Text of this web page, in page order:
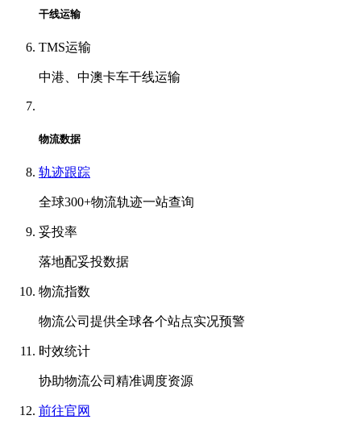
干线运输
TMS运输
中港、中澳卡车干线运输
物流数据
轨迹跟踪
全球300+物流轨迹一站查询
妥投率
落地配妥投数据
物流指数
物流公司提供全球各个站点实况预警
时效统计
协助物流公司精准调度资源
前往官网